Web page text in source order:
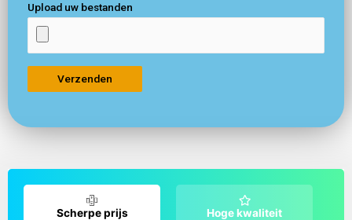
Upload uw bestanden
Scherpe prijs Hoge kwaliteit